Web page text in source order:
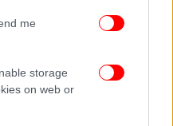
me
storage
on web or
Συμφωνία του Ντέιτον.
κόντρα που
αθλητισμού και